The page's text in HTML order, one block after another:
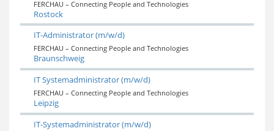
FERCHAU – Connecting People and Technologies
Rostock
IT-Administrator (m/w/d)
FERCHAU – Connecting People and Technologies
Braunschweig
IT Systemadministrator (m/w/d)
FERCHAU – Connecting People and Technologies
Leipzig
IT-Systemadministrator (m/w/d)